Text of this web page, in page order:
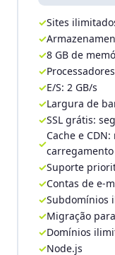
Sites
8 GB de
E/S: 2 GB/s
Largura de
SSL grátis:
Cache e
carregamento
Suporte
Contas de e-
Subdomínios
Migração
Domínios
Node.js